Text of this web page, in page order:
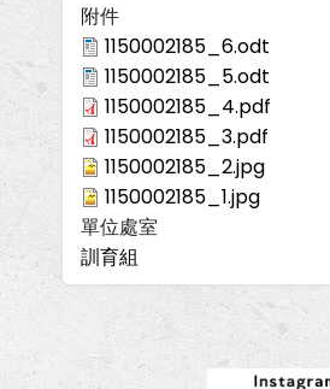
附件
1150002185_6.odt
1150002185_5.odt
1150002185_4.pdf
1150002185_3.pdf
1150002185_2.jpg
1150002185_1.jpg
單位處室
訓育組